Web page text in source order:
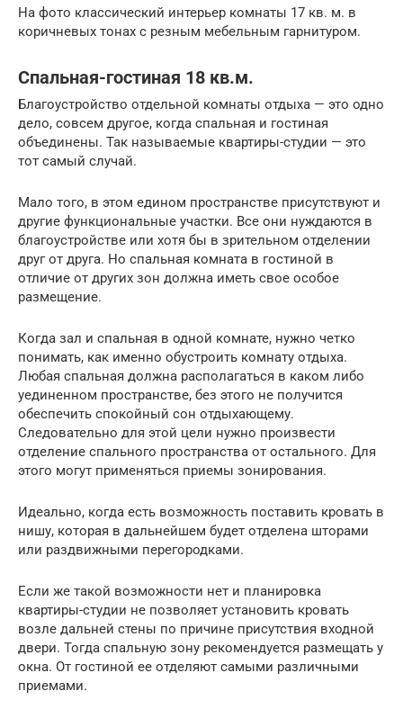
На фото классический интерьер комнаты 17 кв. м. в
коричневых тонах с резным мебельным гарнитуром.
Спальная-гостиная 18 кв.м.
Благоустройство отдельной комнаты отдыха — это одно
дело, совсем другое, когда спальная и гостиная
объединены. Так называемые квартиры-студии — это
тот самый случай.
Мало того, в этом едином пространстве присутствуют и
другие функциональные участки. Все они нуждаются в
благоустройстве или хотя бы в зрительном отделении
друг от друга. Но спальная комната в гостиной в
отличие от других зон должна иметь свое особое
размещение.
Когда зал и спальная в одной комнате, нужно четко
понимать, как именно обустроить комнату отдыха.
Любая спальная должна располагаться в каком либо
уединенном пространстве, без этого не получится
обеспечить спокойный сон отдыхающему.
Следовательно для этой цели нужно произвести
отделение спального пространства от остального. Для
этого могут применяться приемы зонирования.
Идеально, когда есть возможность поставить кровать в
нишу, которая в дальнейшем будет отделена шторами
или раздвижными перегородками.
Если же такой возможности нет и планировка
квартиры-студии не позволяет установить кровать
возле дальней стены по причине присутствия входной
двери. Тогда спальную зону рекомендуется размещать у
окна. От гостиной ее отделяют самыми различными
приемами.